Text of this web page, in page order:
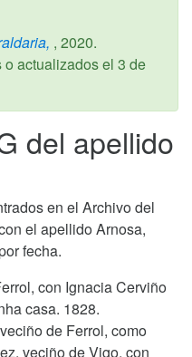
, 2020.
actualizados el 3 de
del apellido
en el Archivo del
el apellido Arnosa,
fecha.
con Ignacia Cerviño
casa. 1828.
de Ferrol, como
veciño de Vigo, con